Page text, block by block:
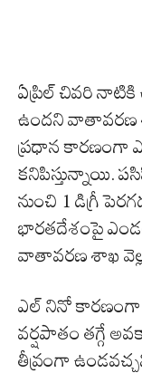
ఏప్రిల్ చివరి
ఉందని వాతావరణ
ప్రధాన కారణంగా
కనిపిస్తున్నాయి.
నుంచి 1 డిగ్రీ
భారతదేశంపై
వాతావరణ శాఖ
ఎల్ నినో కారణంగా
వర్షపాతం తగ్గే
తీవ్రంగా